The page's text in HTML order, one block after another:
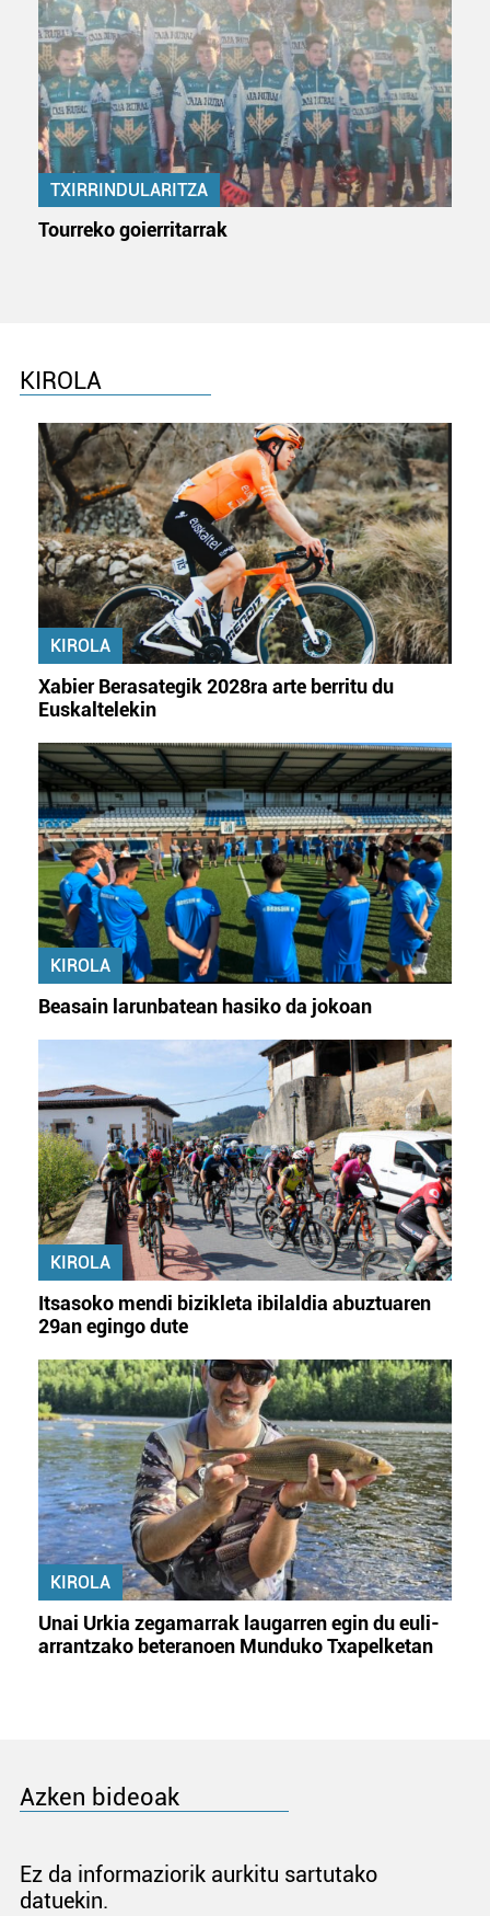
TXIRRINDULARITZA
Tourreko goierritarrak
KIROLA
KIROLA
Xabier Berasategik 2028ra arte berritu du
Euskaltelekin
KIROLA
Beasain larunbatean hasiko da jokoan
KIROLA
Itsasoko mendi bizikleta ibilaldia abuztuaren
29an egingo dute
KIROLA
Unai Urkia zegamarrak laugarren egin du euli-
arrantzako beteranoen Munduko Txapelketan
Azken bideoak
Ez da informaziorik aurkitu sartutako
datuekin.